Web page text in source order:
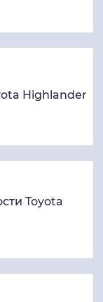
Highlander
Toyota